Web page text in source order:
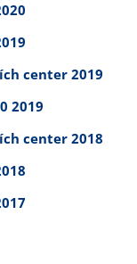
center 2019
2019
center 2018